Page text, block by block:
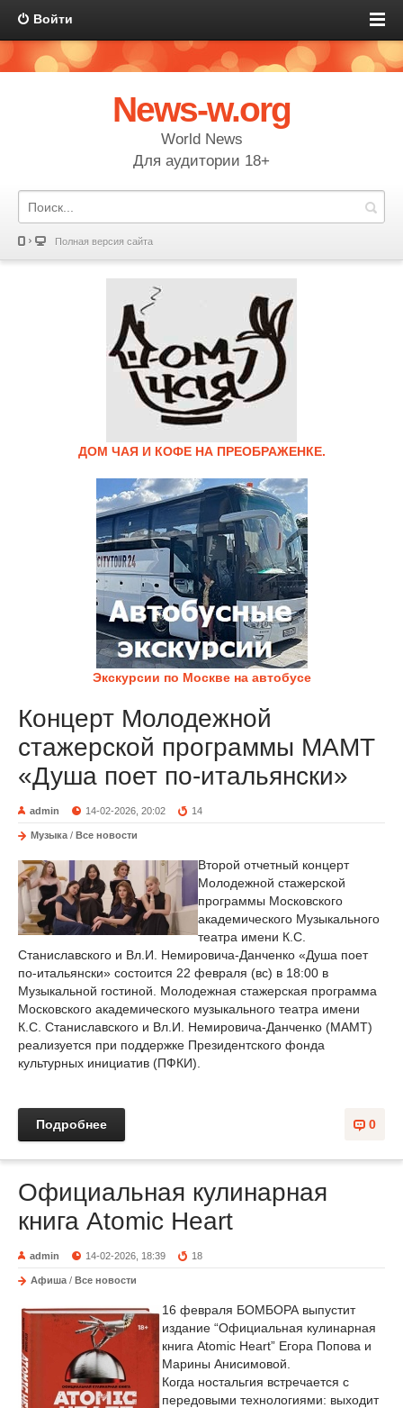
Войти
News-w.org
World News
Для аудитории 18+
Полная версия сайта
ДОМ ЧАЯ И КОФЕ НА ПРЕОБРАЖЕНКЕ.
Экскурсии по Москве на автобусе
Концерт Молодежной
стажерской программы МАМТ
«Душа поет по-итальянски»
admin 14-02-2026, 20:02 14
Музыка / Все новости
Второй отчетный концерт
Молодежной стажерской
программы Московского
академического Музыкального
театра имени К.С.
Станиславского и Вл.И. Немировича-Данченко «Душа поет
по-итальянски» состоится 22 февраля (вс) в 18:00 в
Музыкальной гостиной. Молодежная стажерская программа
Московского академического музыкального театра имени
К.С. Станиславского и Вл.И. Немировича-Данченко (МАМТ)
реализуется при поддержке Президентского фонда
культурных инициатив (ПФКИ).
0
Подробнее
Официальная кулинарная
книга Atomic Heart
admin 14-02-2026, 18:39 18
Афиша / Все новости
16 февраля БОМБОРА выпустит
издание “Официальная кулинарная
книга Atomic Heart” Егора Попова и
Марины Анисимовой.
Когда ностальгия встречается с
передовыми технологиями: выходит